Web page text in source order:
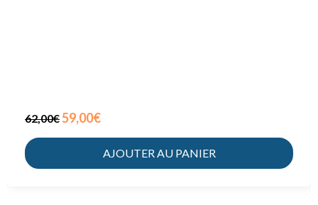
62,00€59,00€
AJOUTER AU PANIER